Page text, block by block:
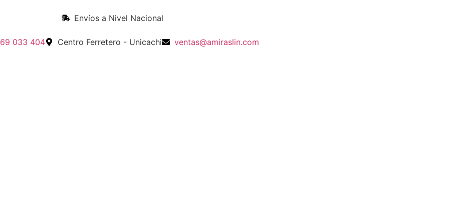
Envíos a Nivel Nacional
033 404 Centro Ferretero - Unicachi ventas@amiraslin.com